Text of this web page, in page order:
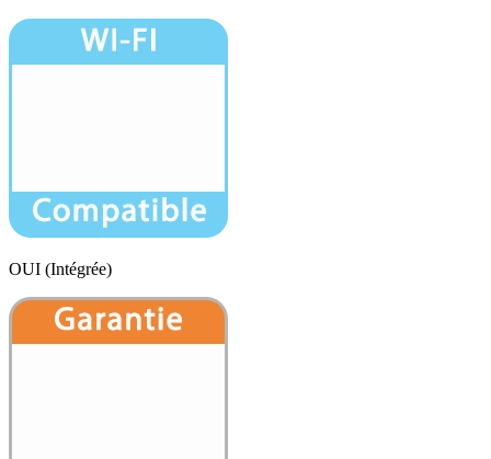
OUI (Intégrée)